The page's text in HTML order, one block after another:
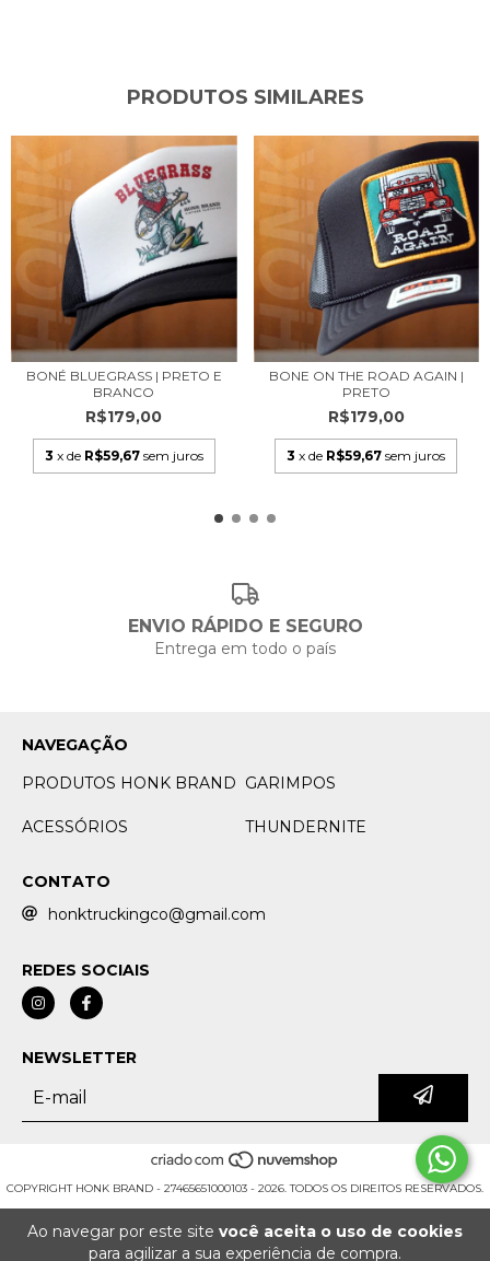
Ao navegar por este site você aceita o uso de cookies
para agilizar a sua experiência de compra.
PRODUTOS SIMILARES
BONÉ BLUEGRASS | PRETO E
BRANCO
R$179,00
3 x de R$59,67 sem juros
BONE ON THE ROAD AGAIN |
PRETO
R$179,00
3 x de R$59,67 sem juros
ENVIO RÁPIDO E SEGURO
Entrega em todo o país
NAVEGAÇÃO
PRODUTOS HONK BRAND GARIMPOS
ACESSÓRIOS THUNDERNITE
CONTATO
honktruckingco@gmail.com
REDES SOCIAIS
NEWSLETTER
COPYRIGHT HONK BRAND - 27465651000103 - 2026. TODOS OS DIREITOS RESERVADOS.